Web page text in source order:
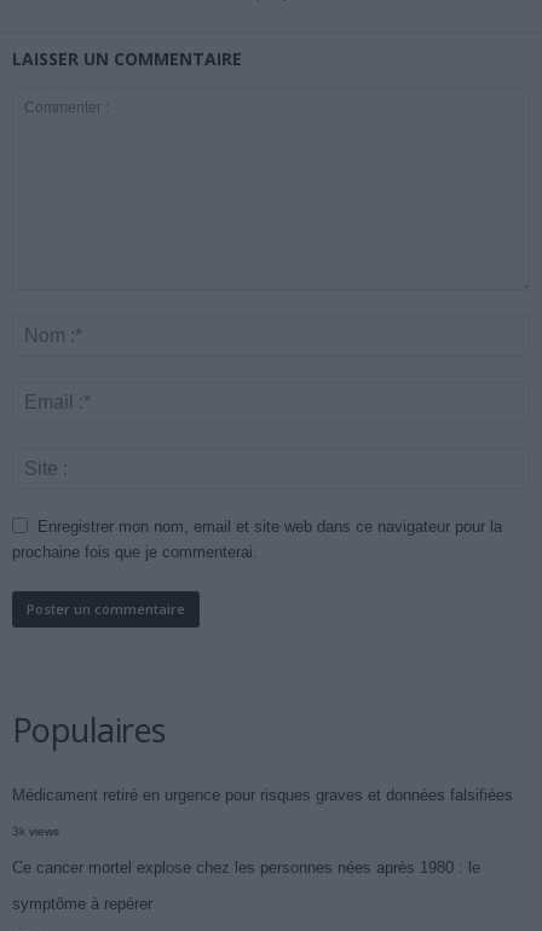
LAISSER UN COMMENTAIRE
Enregistrer mon nom, email et site web dans ce navigateur pour la
prochaine fois que je commenterai.
Populaires
Médicament retiré en urgence pour risques graves et données falsifiées
3k views
Ce cancer mortel explose chez les personnes nées après 1980 : le
symptôme à repérer